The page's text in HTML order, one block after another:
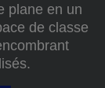
plane en un
de classe